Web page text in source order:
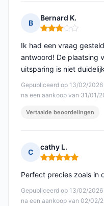
B
Bernard K.
Opmerking: 3 van
Gepubliceerd op 13/02/2026
na een aankoop van 31/01/
Ik had een vraag
antwoord! De plaatsing
uitsparing is niet
Vertaalde beoordelingen
C
cathy L.
Opmerking: 5 van
Gepubliceerd op 13/02/2026
na een aankoop van 02/02/
Perfect precies zoals in